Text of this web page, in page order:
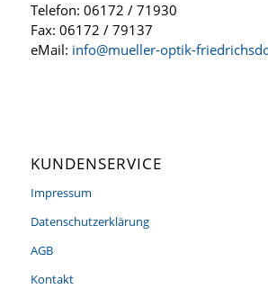
Telefon: 06172 / 71930
Fax: 06172 / 79137
eMail: info@mueller-optik-
KUNDENSERVICE
Impressum
Datenschutzerklärung
AGB
Kontakt